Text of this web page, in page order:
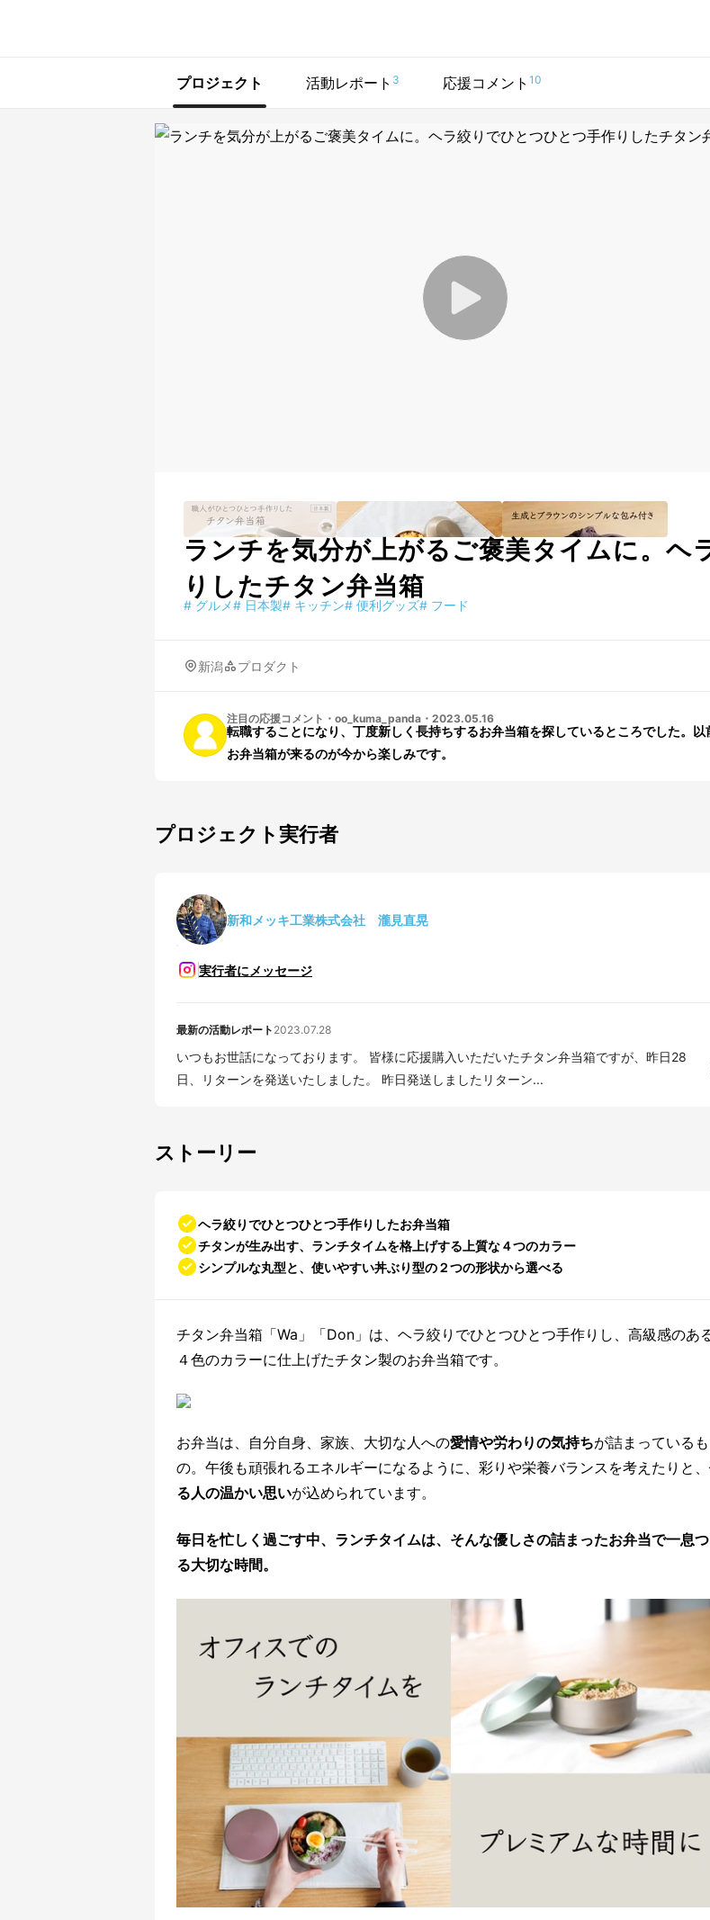
プロジェクト 活動レポート 3 応援コメント 10
ランチを気分が上がるご褒美タイムに。ヘ
りしたチタン弁当箱
# グルメ# 日本製# キッチン# 便利グッズ# フード
新潟 プロダクト
注目の応援コメント ・ oo_kuma_panda ・ 2023.05.16
転職することになり、丁度新しく長持ちするお弁当箱を探しているところでした。
お弁当箱が来るのが今から楽しみです。
プロジェクト実行者
新和メッキ工業株式会社 瀧見直晃
実行者にメッセージ
最新の活動レポート 2023.07.28
いつもお世話になっております。 皆様に応援購入いただいたチタン弁当箱ですが、昨日28
日、リターンを発送いたしました。 昨日発送しましたリターン...
ストーリー
ヘラ絞りでひとつひとつ手作りしたお弁当箱
チタンが生み出す、ランチタイムを格上げする上質な４つのカラー
シンプルな丸型と、使いやすい丼ぶり型の２つの形状から選べる
チタン弁当箱「Wa」「Don」は、ヘラ絞りでひとつひとつ手作りし、高級感のあ
４色のカラーに仕上げたチタン製のお弁当箱です。
お弁当は、自分自身、家族、大切な人への愛情や労わりの気持ちが詰まっているも
の。午後も頑張れるエネルギーになるように、彩りや栄養バランスを考えたりと、
る人の温かい思いが込められています。
毎日を忙しく過ごす中、ランチタイムは、そんな優しさの詰まったお弁当で一息
る大切な時間。